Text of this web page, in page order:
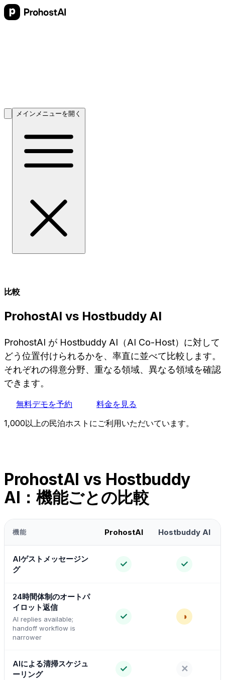
メインメニューを開く
比較
ProhostAI vs Hostbuddy AI
ProhostAI が Hostbuddy AI（AI Co-Host）に対して
どう位置付けられるかを、率直に並べて比較します。
それぞれの得意分野、重なる領域、異なる領域を確認
できます。
無料デモを予約
料金を見る
1,000以上の民泊ホストにご利用いただいています。
ProhostAI vs Hostbuddy
AI：機能ごとの比較
機能 ProhostAI Hostbuddy AI
AIゲストメッセージン
グ
✓ ✓
24時間体制のオートパ
イロット返信
AI replies available;
handoff workflow is
narrower
✓ ◑
AIによる清掃スケジュ
ーリング
✓ ✕